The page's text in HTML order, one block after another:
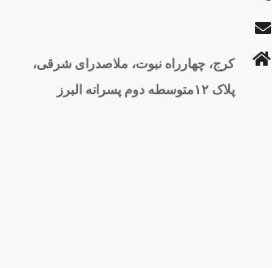
کرج، چهارراه نبوت، ملاصدرای شرقی،
پلاک ۱۲متوسطه دوم پسرانه البرز